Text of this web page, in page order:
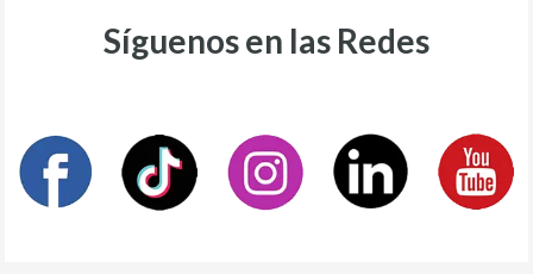
Síguenos en las Redes